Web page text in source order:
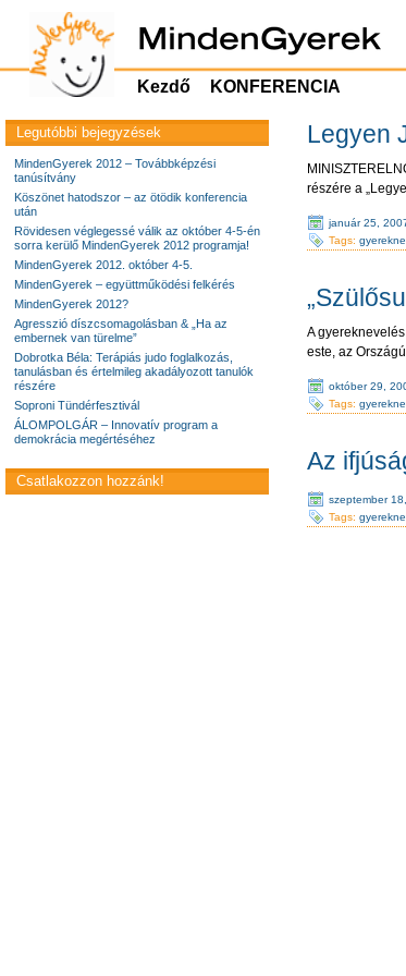
Kezdő KONFERENCIA
Legyen
részére a
január 25,
Tags:
A
este, az
október 29,
Tags:
Az
szeptember
Tags:
Legutóbbi bejegyzések
MindenGyerek 2012 – Továbbképzési
tanúsítvány
Köszönet hatodszor – az ötödik konferencia
után
Rövidesen véglegessé válik az október 4-5-én
sorra kerülő MindenGyerek 2012 programja!
MindenGyerek 2012. október 4-5.
MindenGyerek – együttműködési felkérés
MindenGyerek 2012?
Agresszió díszcsomagolásban & „Ha az
embernek van türelme”
Dobrotka Béla: Terápiás judo foglalkozás,
tanulásban és értelmileg akadályozott tanulók
részére
Soproni Tündérfesztivál
ÁLOMPOLGÁR – Innovatív program a
demokrácia megértéséhez
Csatlakozzon hozzánk!